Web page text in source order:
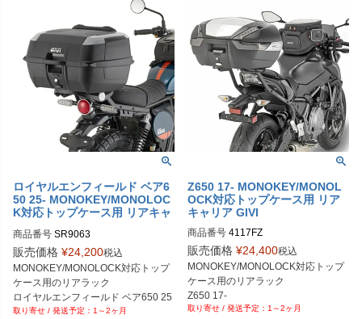
ロイヤルエンフィールド ベア6
50 25- MONOKEY/MONOLOC
K対応トップケース用 リアキャ
商品番号 SR9063
WRS
販売価格 ¥24,200税込
MONOKEY/MONOLOCK対応トップ
ケース用のリアラック
ロイヤルエンフィールド ベア650 25
-
1～2ヶ月
Z650 17- MONOKEY/MONOL
OCK対応トップケース用 リア
キャリア GIVI
商品番号 4117FZ
販売価格 ¥24,400税込
MONOKEY/MONOLOCK対応トップ
ケース用のリアラック
Z650 17-
1～2ヶ月